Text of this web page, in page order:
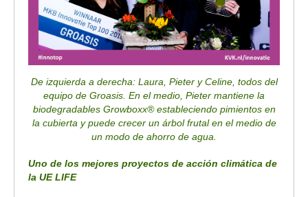
De izquierda a derecha: Laura, Pieter y Celine, todos del
equipo de Groasis. En el medio, Pieter mantiene la
biodegradables Growboxx® estableciendo pimientos en
la cubierta y puede crecer un árbol frutal en el medio de
un modo de ahorro de agua.
Uno de los mejores proyectos de acción climática de
la UE LIFE